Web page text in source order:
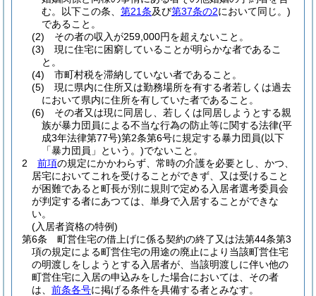
む。以下この条、 第21条及び第37条の2において同じ。)
であること。
(2)
その者の収入が259,000円を超えないこと。
(3)
現に住宅に困窮していることが明らかな者であるこ
と。
(4)
市町村税を滞納していない者であること。
(5)
現に県内に住所又は勤務場所を有する者若しくは過去
において県内に住所を有していた者であること。
(6)
その者又は現に同居し、若しくは同居しようとする親
族が暴力団員による不当な行為の防止等に関する法律(平
成3年法律第77号)第2条第6号に規定する暴力団員(以下
「暴力団員」という。)でないこと。
2
前項の規定にかかわらず、常時の介護を必要とし、かつ、
居宅においてこれを受けることができず、又は受けること
が困難であると町長が別に規則で定める入居者選考委員会
が判定する者にあつては、単身で入居することができな
い。
(入居者資格の特例)
第6条
町営住宅の借上げに係る契約の終了又は法第44条第3
項の規定による町営住宅の用途の廃止により当該町営住宅
の明渡しをしようとする入居者が、当該明渡しに伴い他の
町営住宅に入居の申込みをした場合においては、その者
は、 前条各号に掲げる条件を具備する者とみなす。